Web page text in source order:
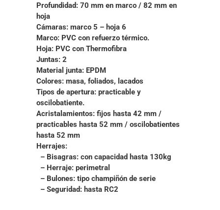
Profundidad: 70 mm en marco / 82 mm en
hoja
Cámaras: marco 5 – hoja 6
Marco: PVC con refuerzo térmico.
Hoja: PVC con Thermofibra
Juntas: 2
Material junta: EPDM
Colores: masa, foliados, lacados
Tipos de apertura: practicable y
oscilobatiente.
Acristalamientos: fijos hasta 42 mm /
practicables hasta 52 mm / oscilobatientes
hasta 52 mm
Herrajes:
– Bisagras: con capacidad hasta 130kg
– Herraje: perimetral
– Bulones: tipo champiñón de serie
– Seguridad: hasta RC2